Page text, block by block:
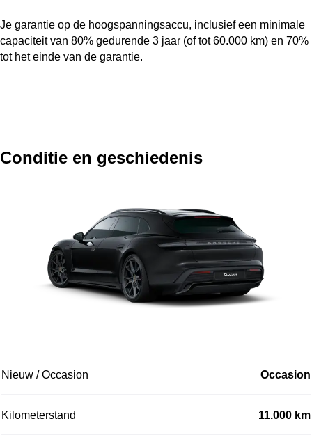
Je garantie op de hoogspanningsaccu, inclusief een minimale
capaciteit van 80% gedurende 3 jaar (of tot 60.000 km) en 70%
tot het einde van de garantie.
Conditie en geschiedenis
Nieuw / Occasion Occasion
Kilometerstand 11.000 km